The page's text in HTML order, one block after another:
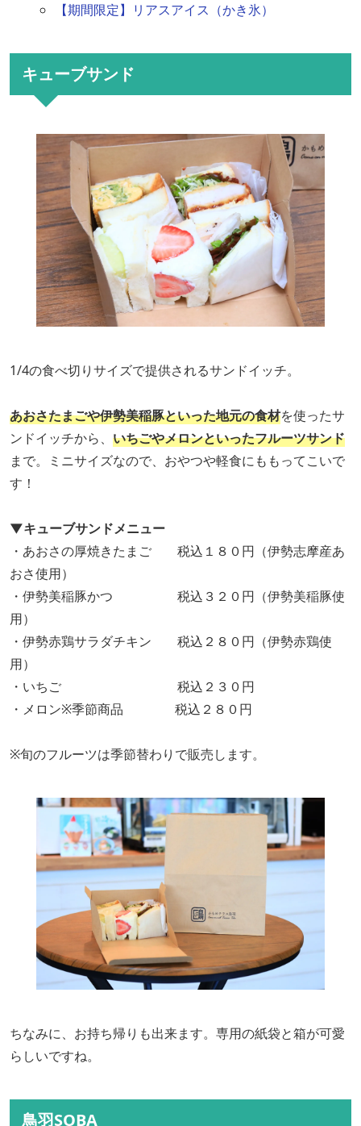
【期間限定】リアスアイス（かき氷）
キューブサンド
1/4の食べ切りサイズで提供されるサンドイッチ。
あおさたまごや伊勢美稲豚といった地元の食材を使ったサ
ンドイッチから、 いちごやメロンといったフルーツサンド
まで。ミニサイズなので、おやつや軽食にももってこいで
す！
▼キューブサンドメニュー
・あおさの厚焼きたまご 税込１８０円（伊勢志摩産あ
おさ使用）
・伊勢美稲豚かつ 税込３２０円（伊勢美稲豚使
用）
・伊勢赤鶏サラダチキン 税込２８０円（伊勢赤鶏使
用）
・いちご 税込２３０円
・メロン※季節商品 税込２８０円
※旬のフルーツは季節替わりで販売します。
ちなみに、お持ち帰りも出来ます。専用の紙袋と箱が可愛
らしいですね。
鳥羽SOBA